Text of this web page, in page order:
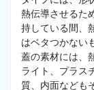
熱伝導させるた
持している間、
はベタつかない
蓋の素材には、
ライト、プラス
質、内面なども